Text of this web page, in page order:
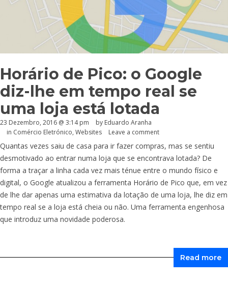
Horário de Pico: o Google
diz-lhe em tempo real se
uma loja está lotada
23 Dezembro, 2016 @ 3:14 pm by Eduardo Aranha
in Comércio Eletrónico, Websites Leave a comment
Quantas vezes saiu de casa para ir fazer compras, mas se sentiu
desmotivado ao entrar numa loja que se encontrava lotada? De
forma a traçar a linha cada vez mais ténue entre o mundo físico e
digital, o Google atualizou a ferramenta Horário de Pico que, em vez
de lhe dar apenas uma estimativa da lotação de uma loja, lhe diz em
tempo real se a loja está cheia ou não. Uma ferramenta engenhosa
que introduz uma novidade poderosa.
Read more